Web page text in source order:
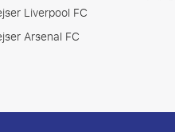
Liverpool FC
Arsenal FC